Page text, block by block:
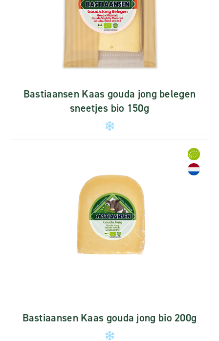
Bastiaansen Kaas gouda jong belegen
sneetjes bio 150g
Bastiaansen Kaas gouda jong bio 200g